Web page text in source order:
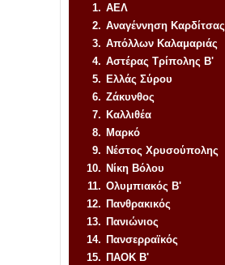
1. ΑΕΛ
2. Αναγέννηση Καρδίτσας
3. Απόλλων Καλαμαριάς
4. Αστέρας Τρίπολης Β'
5. Ελλάς Σύρου
6. Ζάκυνθος
7. Καλλιθέα
8. Μαρκό
9. Νέστος Χρυσούπολης
10. Νίκη Βόλου
11. Ολυμπιακός Β'
12. Πανθρακικός
13. Πανιώνιος
14. Πανσερραϊκός
15. ΠΑΟΚ Β'